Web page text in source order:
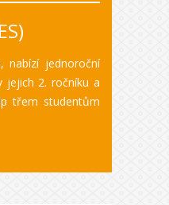
nabízí jednoroční
jejich 2. ročníku a
třem studentům